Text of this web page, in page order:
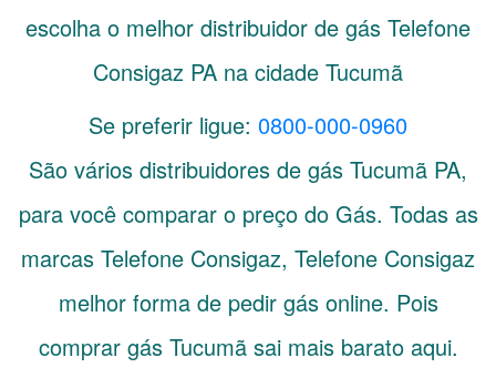
escolha o melhor distribuidor de gás Telefone
Consigaz PA na cidade Tucumã
Se preferir ligue: 0800-000-0960
São vários distribuidores de gás Tucumã PA,
para você comparar o preço do Gás. Todas as
marcas Telefone Consigaz, Telefone Consigaz
melhor forma de pedir gás online. Pois
comprar gás Tucumã sai mais barato aqui.